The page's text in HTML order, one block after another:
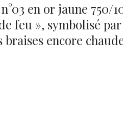
en or jaune 750/
feu », symbolisé
braises encore